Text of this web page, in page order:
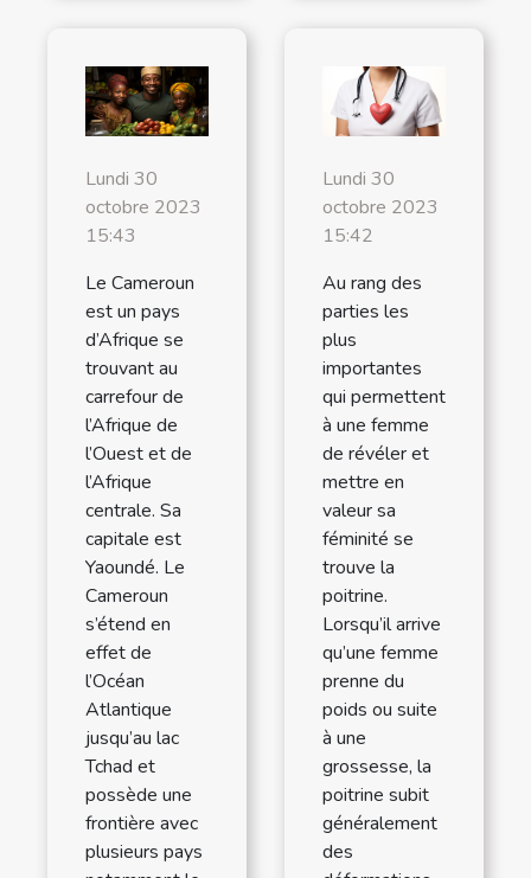
Lundi 30
octobre 2023
15:43
Le Cameroun
est un pays
d’Afrique se
trouvant au
carrefour de
l’Afrique de
l’Ouest et de
l’Afrique
centrale. Sa
capitale est
Yaoundé. Le
Cameroun
s’étend en
effet de
l’Océan
Atlantique
jusqu’au lac
Tchad et
possède une
frontière avec
plusieurs pays
Lundi 30
octobre 2023
15:42
Au rang des
parties les
plus
importantes
qui permettent
à une femme
de révéler et
mettre en
valeur sa
féminité se
trouve la
poitrine.
Lorsqu’il arrive
qu’une femme
prenne du
poids ou suite
à une
grossesse, la
poitrine subit
généralement
des